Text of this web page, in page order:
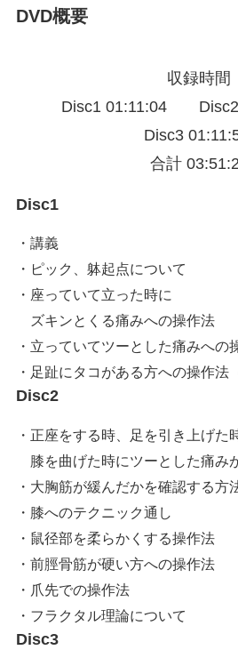
DVD概要
収録時間
Disc1 01:11:04
Disc3
合計
Disc1
・講義
・ピック、躰起点について
・座っていて立った時に
ズキンとくる痛みへの操作法
・立っていてツーとした痛みへの
・足趾にタコがある方への操作法
Disc2
・正座をする時、足を引き上げた
膝を曲げた時にツーとした痛み
・大胸筋が緩んだかを確認する方
・膝へのテクニック通し
・鼠径部を柔らかくする操作法
・前脛骨筋が硬い方への操作法
・爪先での操作法
・フラクタル理論について
Disc3